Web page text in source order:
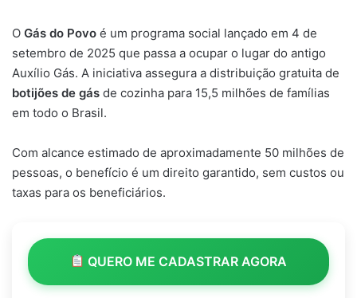
O Gás do Povo é um programa social lançado em 4 de
setembro de 2025 que passa a ocupar o lugar do antigo
Auxílio Gás. A iniciativa assegura a distribuição gratuita de
botijões de gás de cozinha para 15,5 milhões de famílias
em todo o Brasil.
Com alcance estimado de aproximadamente 50 milhões de
pessoas, o benefício é um direito garantido, sem custos ou
taxas para os beneficiários.
QUERO ME CADASTRAR AGORA